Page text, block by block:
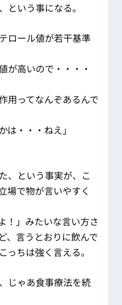
という事になる。
ロール値が若干基準
が高いので・・・・
用ってなんぞあるんで
は・・・ねえ」
、という事実が、こ
場で物が言いやすく
！」みたいな言い方さ
、言うとおりに飲んで
っちは強く言える。
じゃあ食事療法を続